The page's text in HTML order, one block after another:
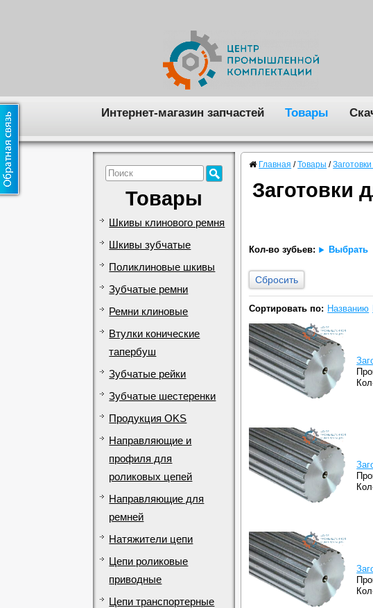
Интернет-магазин запчастей Товары
Товары
Шкивы клинового ремня
Шкивы зубчатые
Поликлиновые шкивы
Зубчатые ремни
Ремни клиновые
Втулки конические
тапербуш
Зубчатые рейки
Зубчатые шестеренки
Продукция OKS
Направляющие и
профиля для
роликовых цепей
Направляющие для
ремней
Натяжители цепи
Цепи роликовые
приводные
Цепи транспортерные
Главная / Товары /
Заготовки
Кол-во зубьев: Выбрать
Сбросить
Сортировать по: Названию